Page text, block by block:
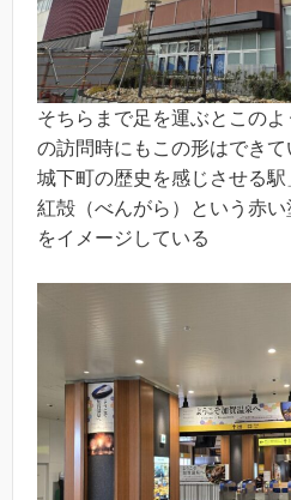
そちらまで足を運ぶとこの
の訪問時にもこの形はでき
城下町の歴史を感じさせる駅
紅殻（べんがら）という赤
をイメージしている